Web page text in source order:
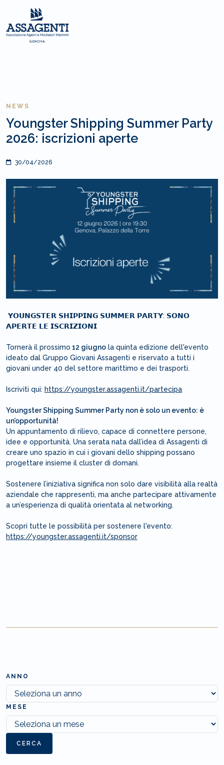
NEWS
Youngster Shipping Summer Party
2026: iscrizioni aperte
30/04/2026
𝗬𝗢𝗨𝗡𝗚𝗦𝗧𝗘𝗥 𝗦𝗛𝗜𝗣𝗣𝗜𝗡𝗚 𝗦𝗨𝗠𝗠𝗘𝗥 𝗣𝗔𝗥𝗧𝗬: 𝗦𝗢𝗡𝗢
𝗔𝗣𝗘𝗥𝗧𝗘 𝗟𝗘 𝗜𝗦𝗖𝗥𝗜𝗭𝗜𝗢𝗡𝗜
Tornerà il prossimo 12 giugno la quinta edizione dell'evento
ideato dal Gruppo Giovani Assagenti e riservato a tutti i
giovani under 40 del settore marittimo e dei trasporti.
Iscriviti qui: https://youngster.assagenti.it/partecipa
Youngster Shipping Summer Party non è solo un evento: è
un’opportunità!
Un appuntamento di rilievo, capace di connettere persone,
idee e opportunità. Una serata nata dall’idea di Assagenti di
creare uno spazio in cui i giovani dello shipping possano
progettare insieme il cluster di domani.
Sostenere l’iniziativa significa non solo dare visibilità alla realtà
aziendale che rappresenti, ma anche partecipare attivamente
a un’esperienza di qualità orientata al networking.
Scopri tutte le possibilità per sostenere l'evento:
https://youngster.assagenti.it/sponsor
ANNO
MESE
CERCA